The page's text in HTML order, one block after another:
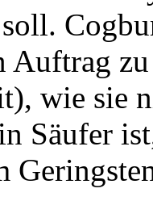
Auftrag
wie sie
Säufer